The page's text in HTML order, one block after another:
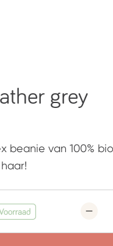
grey
beanie van 100%